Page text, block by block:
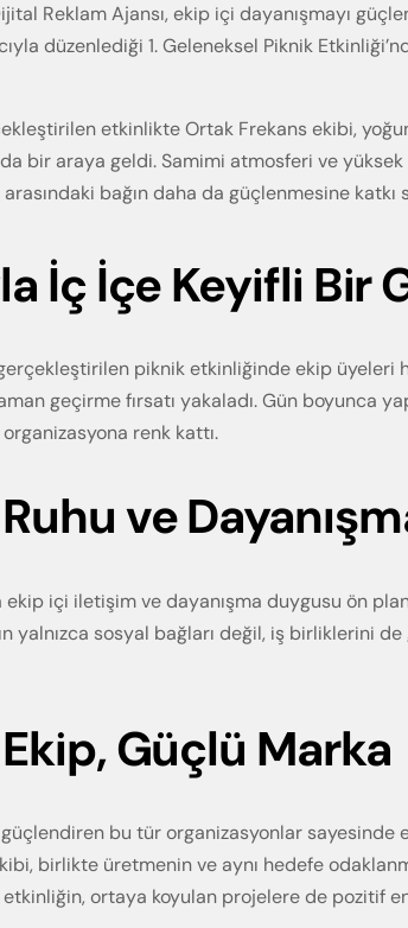
Reklam Ajansı, ekip içi dayanışmayı
düzenlediği 1. Geleneksel Piknik
etkinlikte Ortak Frekans ekibi,
bir araya geldi. Samimi atmosferi ve
bağın daha da güçlenmesine katkı
İç İçe Keyifli Bir
piknik etkinliğinde ekip
geçirme fırsatı yakaladı. Gün boyunca
renk kattı.
ve
içi iletişim ve dayanışma duygusu ön
yalnızca sosyal bağları değil, iş birliklerini
Güçlü Marka
bu tür organizasyonlar sayesinde
birlikte üretmenin ve aynı hedefe
ortaya koyulan projelere de pozitif